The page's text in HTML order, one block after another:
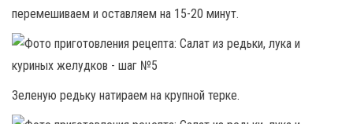
перемешиваем и оставляем на 15-20 минут.
Зеленую редьку натираем на крупной терке.